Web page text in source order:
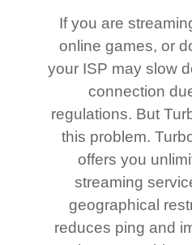
If you are
online games, or
your ISP may slow
connection
regulations. But
this problem.
offers you
streaming
geographical
reduces ping and